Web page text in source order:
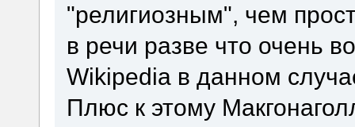
"религиозным", чем
в речи разве что очень
Wikipedia в данном
Плюс к этому